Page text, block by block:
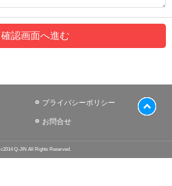
確認画面へ進む
プライバシーポリシー
お問合せ
c2014 Q-JIN All Rights Reserved.